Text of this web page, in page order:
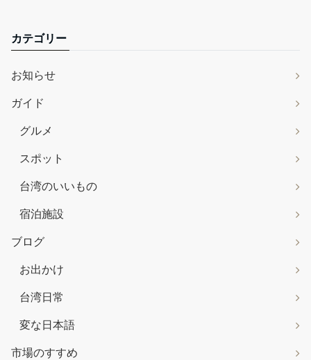
カテゴリー
お知らせ
ガイド
グルメ
スポット
台湾のいいもの
宿泊施設
ブログ
お出かけ
台湾日常
変な日本語
市場のすすめ